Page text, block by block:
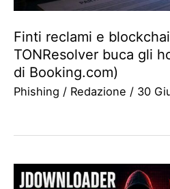
Finti reclami e
TONResolver buca gli
di Booking.com)
Phishing / Redazione / 30